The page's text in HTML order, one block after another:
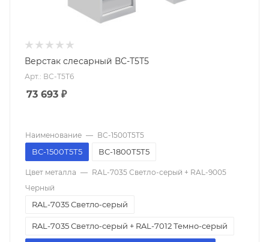
Верстак слесарный ВС-Т5Т5
Арт.: ВС-Т5Т6
73 693 ₽
Наименование — ВС-1500Т5Т5
ВС-1500Т5Т5 ВС-1800Т5Т5
Цвет металла — RAL-7035 Светло-серый + RAL-9005
Черный
RAL-7035 Светло-серый
RAL-7035 Светло-серый + RAL-7012 Темно-серый